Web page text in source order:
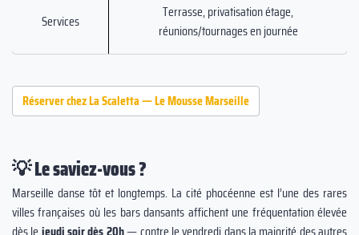
Services
Terrasse, privatisation étage,
réunions/tournages en journée
Réserver chez La Scaletta — Le Mousse Marseille
💡 Le saviez-vous ?
Marseille danse tôt et longtemps. La cité phocéenne est l’une des rares
villes françaises où les bars dansants affichent une fréquentation élevée